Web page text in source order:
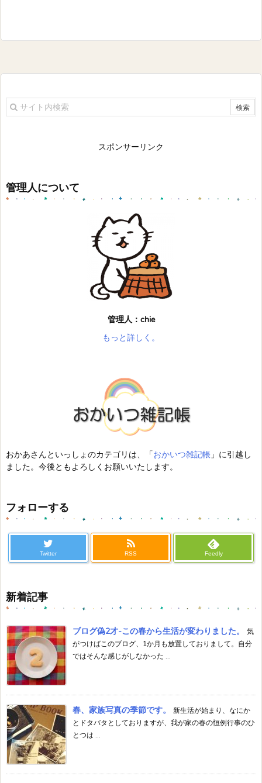
スポンサーリンク
管理人について
管理人：chie
もっと詳しく。
おかあさんといっしょのカテゴリは、「おかいつ雑記帳」に引越し
ました。今後ともよろしくお願いいたします。
フォローする
Twitter RSS Feedly
新着記事
ブログ偽2才-この春から生活が変わりました。
気
がつけばこのブログ、1か月も放置しておりまして。自分
ではそんな感じがしなかった ...
春、家族写真の季節です。
新生活が始まり、なにか
とドタバタとしておりますが、我が家の春の恒例行事のひ
とつは ...